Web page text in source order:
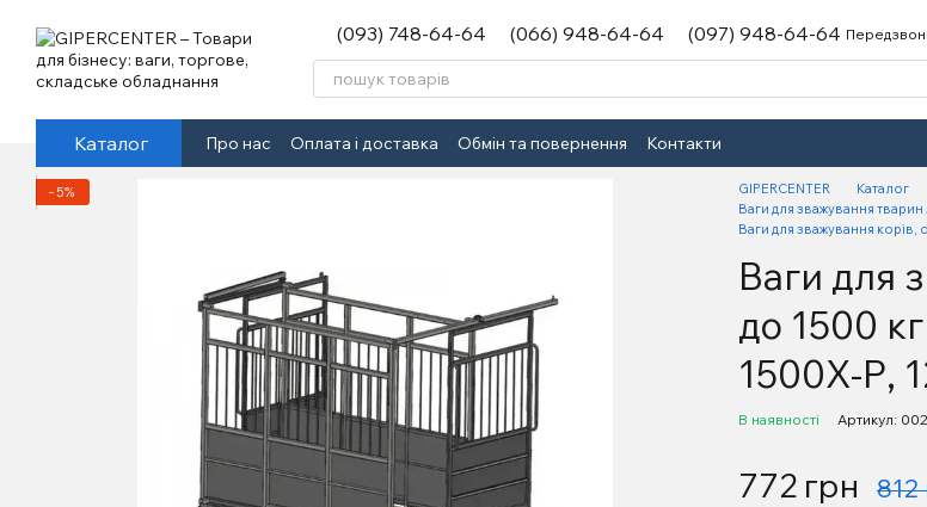
(093) 748-64-64 (066) 948-64-64 (097) 948-64-64
Каталог Про нас Оплата і доставка Обмін та повернення Контакти
−5% GIPERCENTER Каталог
Ваги для зважування тварин
Ваги для зважування
Ваги для
до 1500
1500X-Р,
В наявності Артикул:
772 грн 812